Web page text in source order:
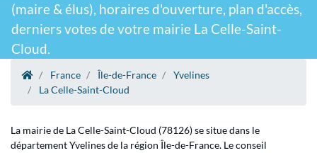
(maire & élus), horaires d'ouverture, plan d'accès,
derniers votes de votre mairie La Celle-Saint-
Cloud.
France Île-de-France
Yvelines
La Celle-Saint-Cloud
La mairie de La Celle-Saint-Cloud (78126) se situe dans le
département Yvelines de la région Île-de-France. Le conseil